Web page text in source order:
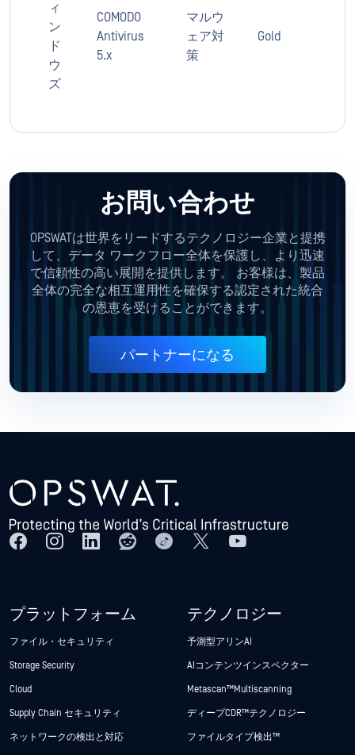
ィ
ン
ド
ウ
ズ
COMODO
Antivirus
5.x
マルウ
ェア対
策
Gold
お問い合わせ
OPSWATは世界をリードするテクノロジー企業と提携
して、データ ワークフロー全体を保護し、より迅速
で信頼性の高い展開を提供します。 お客様は、製品
全体の完全な相互運用性を確保する認定された統合
の恩恵を受けることができます。
パートナーになる
プラットフォーム
ファイル・セキュリティ
Storage Security
Cloud
Supply Chain セキュリティ
ネットワークの検出と対応
テクノロジー
予測型アリンAI
AIコンテンツインスペクター
Metascan™ Multiscanning
ディープCDR™テクノロジー
ファイルタイプ検出™